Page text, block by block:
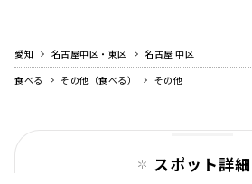
愛知 名古屋中区・東区
名古屋 中区
食べる
その他（食べる） その他
スポット詳細